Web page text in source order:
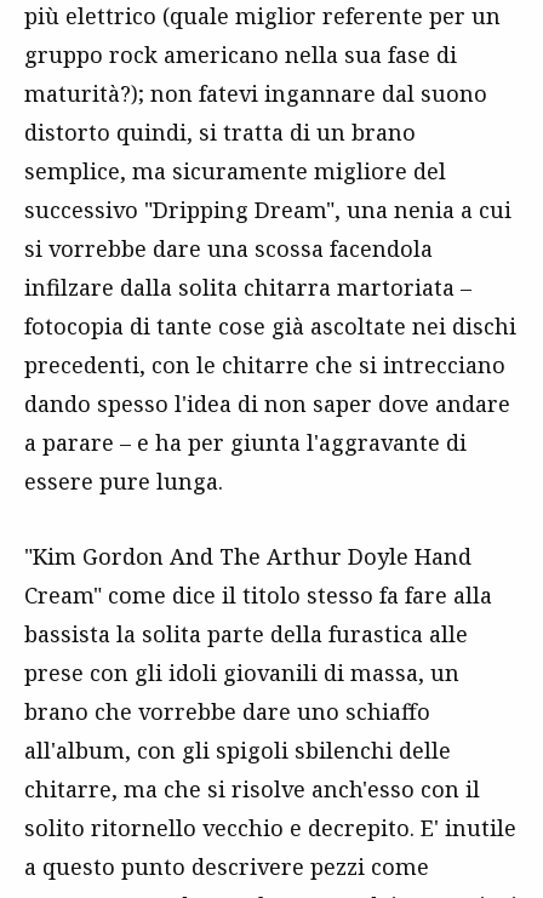
più elettrico (quale miglior referente per un
gruppo rock americano nella sua fase di
maturità?); non fatevi ingannare dal suono
distorto quindi, si tratta di un brano
semplice, ma sicuramente migliore del
successivo "Dripping Dream", una nenia a cui
si vorrebbe dare una scossa facendola
infilzare dalla solita chitarra martoriata –
fotocopia di tante cose già ascoltate nei dischi
precedenti, con le chitarre che si intrecciano
dando spesso l'idea di non saper dove andare
a parare – e ha per giunta l'aggravante di
essere pure lunga.
"Kim Gordon And The Arthur Doyle Hand
Cream" come dice il titolo stesso fa fare alla
bassista la solita parte della furastica alle
prese con gli idoli giovanili di massa, un
brano che vorrebbe dare uno schiaffo
all'album, con gli spigoli sbilenchi delle
chitarre, ma che si risolve anch'esso con il
solito ritornello vecchio e decrepito. E' inutile
a questo punto descrivere pezzi come